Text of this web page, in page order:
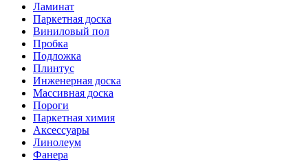
Ламинат
Паркетная доска
Виниловый пол
Пробка
Подложка
Плинтус
Инженерная доска
Массивная доска
Пороги
Паркетная химия
Аксессуары
Линолеум
Фанера